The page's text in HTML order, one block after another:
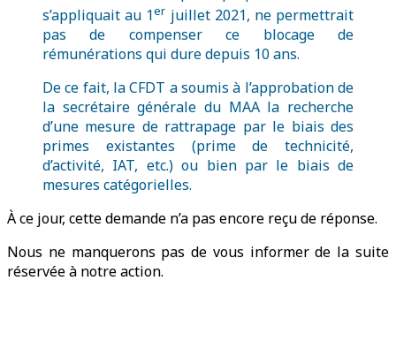
s’appliquait au 1er juillet 2021, ne permettrait
pas de compenser ce blocage de
rémunérations qui dure depuis 10 ans.
De ce fait, la CFDT a soumis à l’approbation de
la secrétaire générale du MAA la recherche
d’une mesure de rattrapage par le biais des
primes existantes (prime de technicité,
d’activité, IAT, etc.) ou bien par le biais de
mesures catégorielles.
À ce jour, cette demande n’a pas encore reçu de réponse.
Nous ne manquerons pas de vous informer de la suite
réservée à notre action.